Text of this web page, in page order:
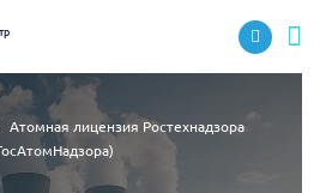
Атомная лицензия Ростехнадзора